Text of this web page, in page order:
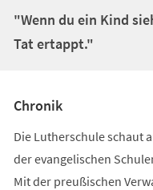
"Wenn du ein Kind
Tat ertappt."
Chronik
Die Lutherschule schaut
der evangelischen
Mit der preußischen